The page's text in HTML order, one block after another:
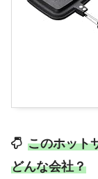
このホット
どんな会社？